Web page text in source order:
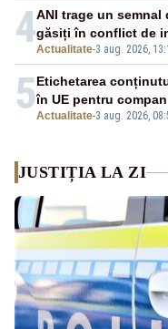
4Actualitate-3 aug. 2026,
ANI trage un semnal
găsiți în conflict de
5Actualitate-3 aug. 2026,
Etichetarea
în UE pentru
JUSTIȚIA LA ZI